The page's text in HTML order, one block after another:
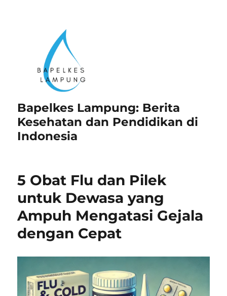
Bapelkes Lampung: Berita
Kesehatan dan Pendidikan di
Indonesia
5 Obat Flu dan Pilek
untuk Dewasa yang
Ampuh Mengatasi Gejala
dengan Cepat